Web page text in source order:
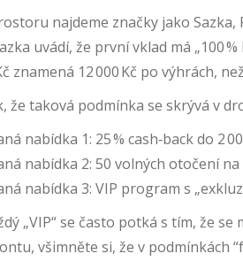
najdeme značky jako
uvádí, že první vklad má „100
znamená 12 000 Kč po výhrách,
že taková podmínka se skrývá v
nabídka 1: 25 % cash‑back do 2
nabídka 2: 50 volných otočení
nabídka 3: VIP program s
„VIP“ se často potká s tím, že
všimněte si, že v podmínkách